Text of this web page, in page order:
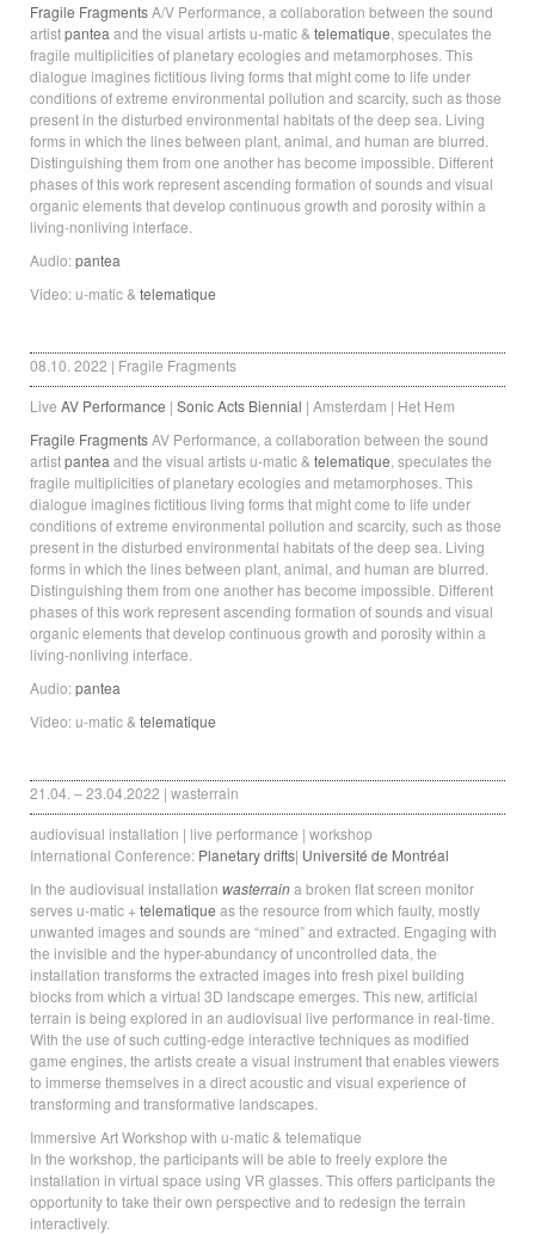
Fragile FragmentsA/V Performance, a collaboration between the sound
artistpantea and the visual artists u-matic & telematique , speculates the
fragile multiplicities of planetary ecologies and metamorphoses. This
dialogue imagines fictitious living forms that might come to life under
conditions of extreme environmental pollution and scarcity, such as those
present in the disturbed environmental habitats of the deep sea. Living
forms in which the lines between plant, animal, and human are blurred.
Distinguishing them from one another has become impossible. Different
phases of this work represent ascending formation of sounds and visual
organic elements that develop continuous growth and porosity within a
living-nonliving interface.
Audio:pantea
Video: u-matic & telematique
08.10. 2022 | Fragile Fragments
Live AV Performance | Sonic Acts Biennial | Amsterdam | Het Hem
Fragile FragmentsAV Performance, a collaboration between the sound
artistpantea and the visual artists u-matic & telematique , speculates the
fragile multiplicities of planetary ecologies and metamorphoses. This
dialogue imagines fictitious living forms that might come to life under
conditions of extreme environmental pollution and scarcity, such as those
present in the disturbed environmental habitats of the deep sea. Living
forms in which the lines between plant, animal, and human are blurred.
Distinguishing them from one another has become impossible. Different
phases of this work represent ascending formation of sounds and visual
organic elements that develop continuous growth and porosity within a
living-nonliving interface.
Audio:pantea
Video: u-matic & telematique
21.04. – 23.04.2022 | wasterrain
audiovisual installation | live performance | workshop
International Conference: Planetary drifts| Université de Montréal
In the audiovisual installation wasterraina broken flat screen monitor
serves u-matic + telematique as the resource from which faulty, mostly
unwanted images and sounds are “mined” and extracted. Engaging with
the invisible and the hyper-abundancy of uncontrolled data, the
installation transforms the extracted images into fresh pixel building
blocks from which a virtual 3D landscape emerges. This new, artificial
terrain is being explored in an audiovisual live performance in real-time.
With the use of such cutting-edge interactive techniques as modified
game engines, the artists create a visual instrument that enables viewers
to immerse themselves in a direct acoustic and visual experience of
transforming and transformative landscapes.
Immersive Art Workshop with u-matic & telematique
In the workshop, the participants will be able to freely explore the
installation in virtual space using VR glasses. This offers participants the
opportunity to take their own perspective and to redesign the terrain
interactively.